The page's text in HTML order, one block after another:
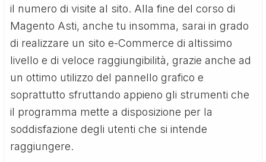
il numero di visite al sito. Alla fine del corso di
Magento Asti, anche tu insomma, sarai in grado
di realizzare un sito e-Commerce di altissimo
livello e di veloce raggiungibilità, grazie anche ad
un ottimo utilizzo del pannello grafico e
soprattutto sfruttando appieno gli strumenti che
il programma mette a disposizione per la
soddisfazione degli utenti che si intende
raggiungere.